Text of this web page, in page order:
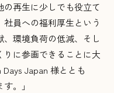
再生に少しでも役立て
員への福利厚生という
環境負荷の低減、そし
に参画できることに大
Japan 様ととも
。」